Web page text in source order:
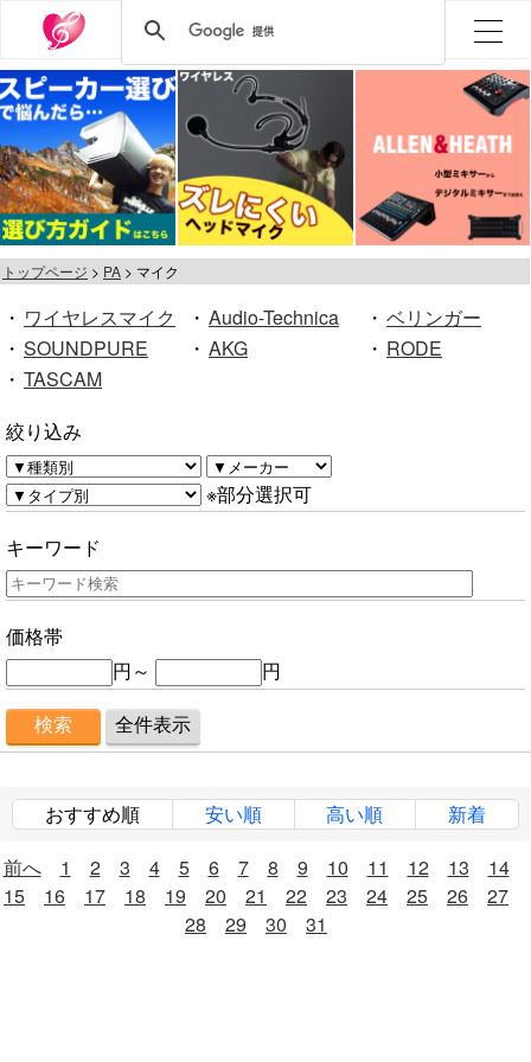
トップページ PA マイク
・ ワイヤレスマイク ・ Audio-Technica ・ ベリンガー
・ SOUNDPURE ・ AKG ・ RODE
・ TASCAM
絞り込み
※部分選択可
キーワード
価格帯
円～
円
おすすめ順 安い順 高い順
新着
前へ
1 2 3 4 5 6 7 8 9 10 11 12 13
14
15
16 17 18 19 20 21 22 23 24 25 26
27
28
29 30 31